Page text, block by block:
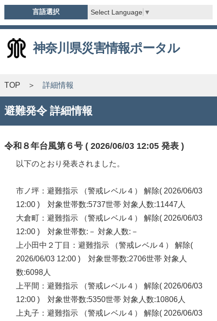
言語選択 Select Language ▼
神奈川県災害情報ポータル
TOP 詳細情報
避難発令 詳細情報
令和８年台風第６号 ( 2026/06/03 12:05 発表 )
以下のとおり発表されました。
市ノ坪：避難指示 （警戒レベル４） 解除( 2026/06/03
12:00 ) 対象世帯数:5737世帯 対象人数:11447人
大倉町：避難指示 （警戒レベル４） 解除( 2026/06/03
12:00 ) 対象世帯数:－ 対象人数:－
上小田中２丁目：避難指示 （警戒レベル４） 解除(
2026/06/03 12:00 ) 対象世帯数:2706世帯 対象人
数:6098人
上平間：避難指示 （警戒レベル４） 解除( 2026/06/03
12:00 ) 対象世帯数:5350世帯 対象人数:10806人
上丸子：避難指示 （警戒レベル４） 解除( 2026/06/03